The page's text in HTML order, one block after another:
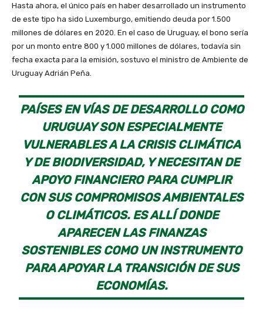
Hasta ahora, el único país en haber desarrollado un instrumento
de este tipo ha sido Luxemburgo, emitiendo deuda por 1.500
millones de dólares en 2020. En el caso de Uruguay, el bono sería
por un monto entre 800 y 1.000 millones de dólares, todavía sin
fecha exacta para la emisión, sostuvo el ministro de Ambiente de
Uruguay Adrián Peña.
PAÍSES EN VÍAS DE DESARROLLO COMO
URUGUAY SON ESPECIALMENTE
VULNERABLES A LA CRISIS CLIMÁTICA
Y DE BIODIVERSIDAD, Y NECESITAN DE
APOYO FINANCIERO PARA CUMPLIR
CON SUS COMPROMISOS AMBIENTALES
O CLIMÁTICOS. ES ALLÍ DONDE
APARECEN LAS FINANZAS
SOSTENIBLES COMO UN INSTRUMENTO
PARA APOYAR LA TRANSICIÓN DE SUS
ECONOMÍAS.